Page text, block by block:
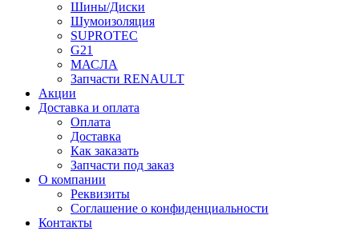
Шины/Диски
Шумоизоляция
SUPROTEC
G21
МАСЛА
Запчасти RENAULT
Акции
Доставка и оплата
Оплата
Доставка
Как заказать
Запчасти под заказ
О компании
Реквизиты
Соглашение о конфиденциальности
Контакты